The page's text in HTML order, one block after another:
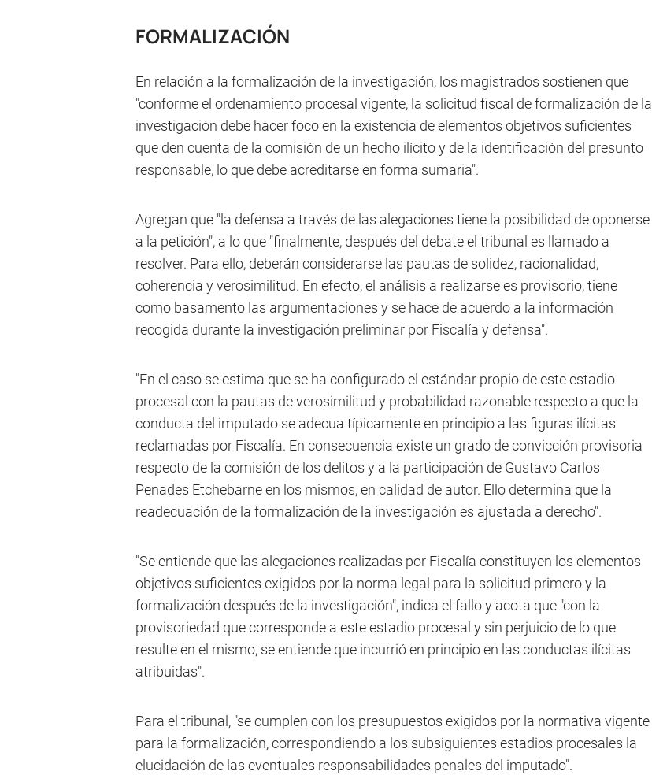
FORMALIZACIÓN
En relación a la formalización de la investigación, los magistrados sostienen que
"conforme el ordenamiento procesal vigente, la solicitud fiscal de formalización de la
investigación debe hacer foco en la existencia de elementos objetivos suficientes
que den cuenta de la comisión de un hecho ilícito y de la identificación del presunto
responsable, lo que debe acreditarse en forma sumaria".
Agregan que "la defensa a través de las alegaciones tiene la posibilidad de oponerse
a la petición", a lo que "finalmente, después del debate el tribunal es llamado a
resolver. Para ello, deberán considerarse las pautas de solidez, racionalidad,
coherencia y verosimilitud. En efecto, el análisis a realizarse es provisorio, tiene
como basamento las argumentaciones y se hace de acuerdo a la información
recogida durante la investigación preliminar por Fiscalía y defensa".
"En el caso se estima que se ha configurado el estándar propio de este estadio
procesal con la pautas de verosimilitud y probabilidad razonable respecto a que la
conducta del imputado se adecua típicamente en principio a las figuras ilícitas
reclamadas por Fiscalía. En consecuencia existe un grado de convicción provisoria
respecto de la comisión de los delitos y a la participación de Gustavo Carlos
Penades Etchebarne en los mismos, en calidad de autor. Ello determina que la
readecuación de la formalización de la investigación es ajustada a derecho".
"Se entiende que las alegaciones realizadas por Fiscalía constituyen los elementos
objetivos suficientes exigidos por la norma legal para la solicitud primero y la
formalización después de la investigación", indica el fallo y acota que "con la
provisoriedad que corresponde a este estadio procesal y sin perjuicio de lo que
resulte en el mismo, se entiende que incurrió en principio en las conductas ilícitas
atribuidas".
Para el tribunal, "se cumplen con los presupuestos exigidos por la normativa vigente
para la formalización, correspondiendo a los subsiguientes estadios procesales la
elucidación de las eventuales responsabilidades penales del imputado".